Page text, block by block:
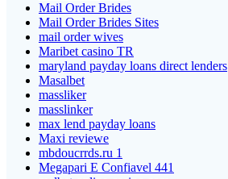
Mail Order Brides
Mail Order Brides Sites
mail order wives
Maribet casino TR
maryland payday loans direct lenders
Masalbet
massliker
masslinker
max lend payday loans
Maxi reviewe
mbdoucrrds.ru 1
Megapari E Confiavel 441